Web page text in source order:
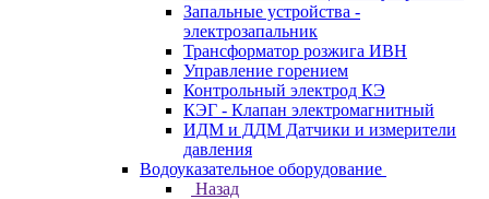
Запальные устройства -
электрозапальник
Трансформатор розжига ИВН
Управление горением
Контрольный электрод КЭ
КЭГ - Клапан электромагнитный
ИДМ и ДДМ Датчики и измерители
давления
Водоуказательное оборудование
Назад